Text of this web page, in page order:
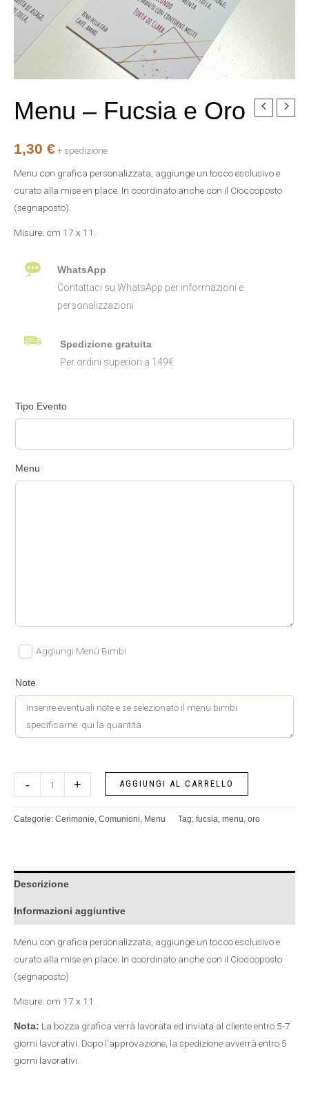
Menu – Fucsia e Oro
1,30 €+ spedizione
Menu con grafica personalizzata, aggiunge un tocco esclusivo e
curato alla mise en place. In coordinato anche con il Cioccoposto
(segnaposto).
Misure: cm 17 x 11.
WhatsApp
Contattaci su WhatsApp per informazioni e
personalizzazioni
Spedizione gratuita
Per ordini superiori a 149€
Tipo Evento
Menu
Aggiungi Menù Bimbi
Note
-
Menu
e
Oro
quantità
+ AGGIUNGI AL CARRELLO
Categorie: Cerimonie, Comunioni, Menu Tag: fucsia, menu, oro
Descrizione
Informazioni aggiuntive
Menu con grafica personalizzata, aggiunge un tocco esclusivo e
curato alla mise en place. In coordinato anche con il Cioccoposto
(segnaposto).
Misure: cm 17 x 11.
Nota: La bozza grafica verrà lavorata ed inviata al cliente entro 5-7
giorni lavorativi. Dopo l'approvazione, la spedizione avverrà entro 5
giorni lavorativi.